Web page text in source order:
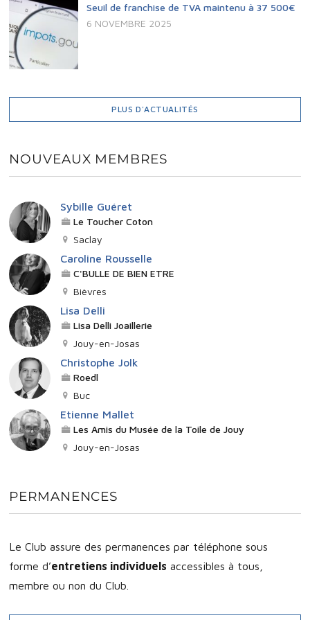
Seuil de franchise de TVA maintenu à 37 500€
6 NOVEMBRE 2025
PLUS D'ACTUALITÉS
NOUVEAUX MEMBRES
Sybille Guéret
Le Toucher Coton
Saclay
Caroline Rousselle
C'BULLE DE BIEN ETRE
Bièvres
Lisa Delli
Lisa Delli Joaillerie
Jouy-en-Josas
Christophe Jolk
Roedl
Buc
Etienne Mallet
Les Amis du Musée de la Toile de Jouy
Jouy-en-Josas
PERMANENCES
Le Club assure des permanences par téléphone sous
forme d’entretiens individuels accessibles à tous,
membre ou non du Club.